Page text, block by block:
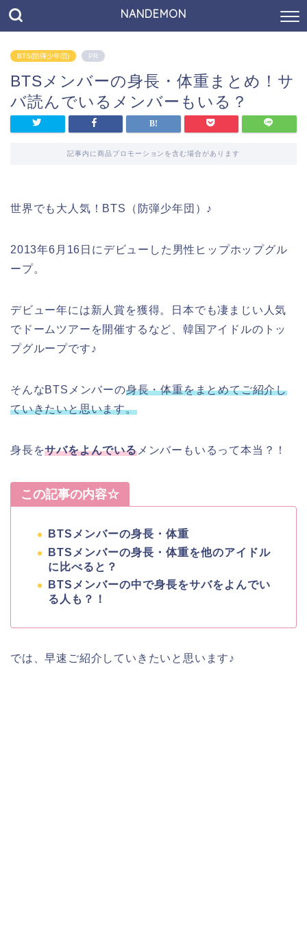
NANDEMON
BTS(防弾少年団) PR
BTSメンバーの身長・体重まとめ！サ
バ読んでいるメンバーもいる？
記事内に商品プロモーションを含む場合があります
世界でも大人気！BTS（防弾少年団）♪
2013年6月16日にデビューした男性ヒップホップグル
ープ。
デビュー年には新人賞を獲得。日本でも凄まじい人気
でドームツアーを開催するなど、韓国アイドルのトッ
プグループです♪
そんなBTSメンバーの身長・体重をまとめてご紹介し
ていきたいと思います。
身長をサバをよんでいるメンバーもいるって本当？！
この記事の内容☆
BTSメンバーの身長・体重
BTSメンバーの身長・体重を他のアイドル
に比べると？
BTSメンバーの中で身長をサバをよんでい
る人も？！
では、早速ご紹介していきたいと思います♪